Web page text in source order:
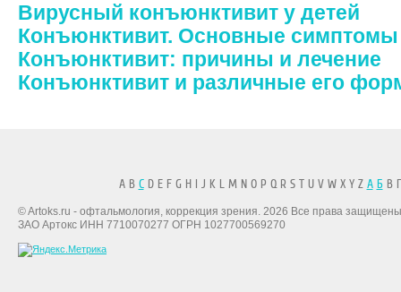
Вирусный конъюнктивит у детей
Конъюнктивит. Основные
Конъюнктивит: причины и лечение
Конъюнктивит и различные его
A B CD E F G H I J K L M N O P Q R S T U V W X Y Z А БВ
© Artoks.ru - офтальмология, коррекция зрения. 2026 Все права
ЗАО Артокс ИНН 7710070277 ОГРН 1027700569270